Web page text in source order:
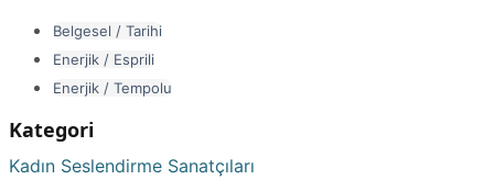
Belgesel / Tarihi
Enerjik / Esprili
Enerjik / Tempolu
Kategori
Kadın Seslendirme Sanatçıları